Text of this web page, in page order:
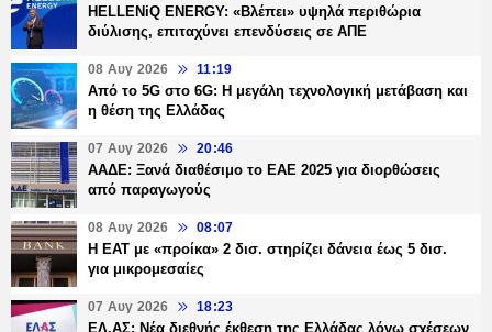
HELLENiQ ENERGY: «Βλέπει» υψηλά περιθώρια
διύλισης, επιταχύνει επενδύσεις σε ΑΠΕ
08 Αυγ 2026 11:19
Από το 5G στο 6G: Η μεγάλη τεχνολογική μετάβαση και
η θέση της Ελλάδας
07 Αυγ 2026 20:46
ΑΑΔΕ: Ξανά διαθέσιμο το ΕΑΕ 2025 για διορθώσεις
από παραγωγούς
08 Αυγ 2026 08:07
Η ΕΑΤ με «προίκα» 2 δισ. στηρίζει δάνεια έως 5 δισ.
για μικρομεσαίες
07 Αυγ 2026 18:23
ΕΛ.ΑΣ: Νέα διεθνής έκθεση της Ελλάδας λόγω σχέσεων